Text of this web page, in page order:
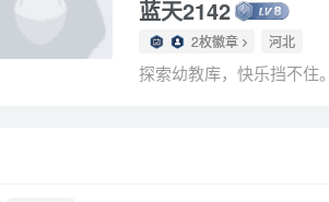
蓝天2142
2枚徽章 河北
探索幼教库，快乐挡不住